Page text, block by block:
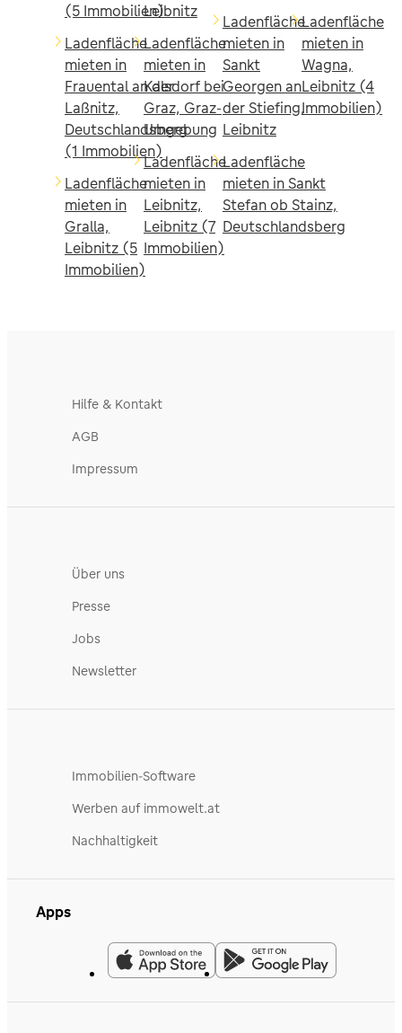
(5 Immobilien)
Ladenfläche
mieten in
Frauental an der
Laßnitz,
Deutschlandsberg
(1 Immobilien)
Ladenfläche
mieten in
Gralla,
Leibnitz (5
Immobilien)
Leibnitz
Ladenfläche
mieten in
Kalsdorf bei
Graz, Graz-
Umgebung
Ladenfläche
mieten in
Leibnitz,
Leibnitz (7
Immobilien)
Ladenfläche
mieten in
Sankt
Georgen an
der Stiefing,
Leibnitz
Ladenfläche
mieten in Sankt
Stefan ob Stainz,
Deutschlandsberg
Ladenfläche
mieten in
Wagna,
Leibnitz (4
Immobilien)
Hilfe & Kontakt
AGB
Impressum
Über uns
Presse
Jobs
Newsletter
Immobilien-Software
Werben auf immowelt.at
Nachhaltigkeit
Apps